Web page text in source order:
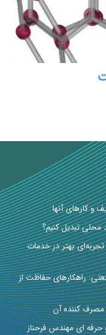
و کارهای آنها
تبدیل کنیم؟
بهتر در خدمات
راهکارهای حفاظت از
مصرف کننده آن
ای مهندس فرحناز